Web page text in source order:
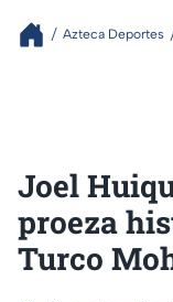
Azteca Deportes
Joel
proeza
Turco